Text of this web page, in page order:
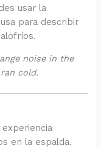
usar la
para describir
noise in the
cold.
en la espalda.